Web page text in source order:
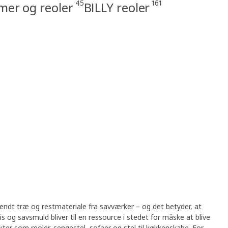
og reoler 45BILLY reoler 161
træ og restmateriale fra savværker – og det betyder, at
savsmuld bliver til en ressource i stedet for måske at blive